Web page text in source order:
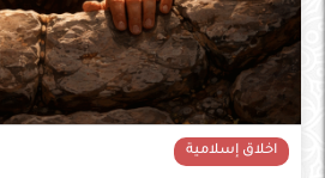
اخلاق إسلامية